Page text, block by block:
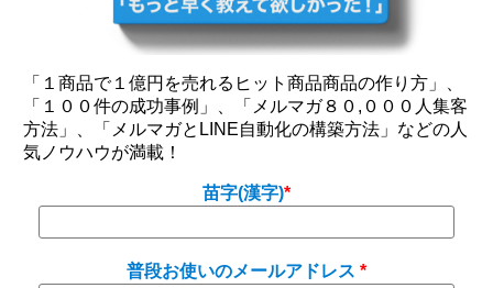
「１商品で１億円を売れるヒット商品商品の作り方」、
「１００件の成功事例」、「メルマガ８０,０００人集客
方法」、「メルマガとLINE自動化の構築方法」などの人
気ノウハウが満載！
苗字(漢字)
普段お使いのメールアドレス